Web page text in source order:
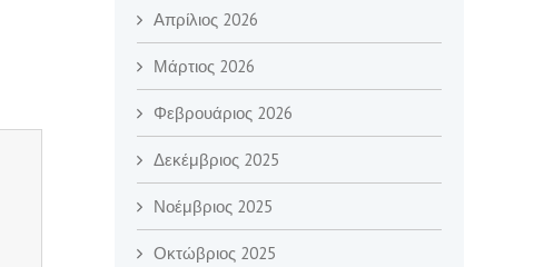
Απρίλιος 2026
Μάρτιος 2026
Φεβρουάριος 2026
Δεκέμβριος 2025
Νοέμβριος 2025
Οκτώβριος 2025